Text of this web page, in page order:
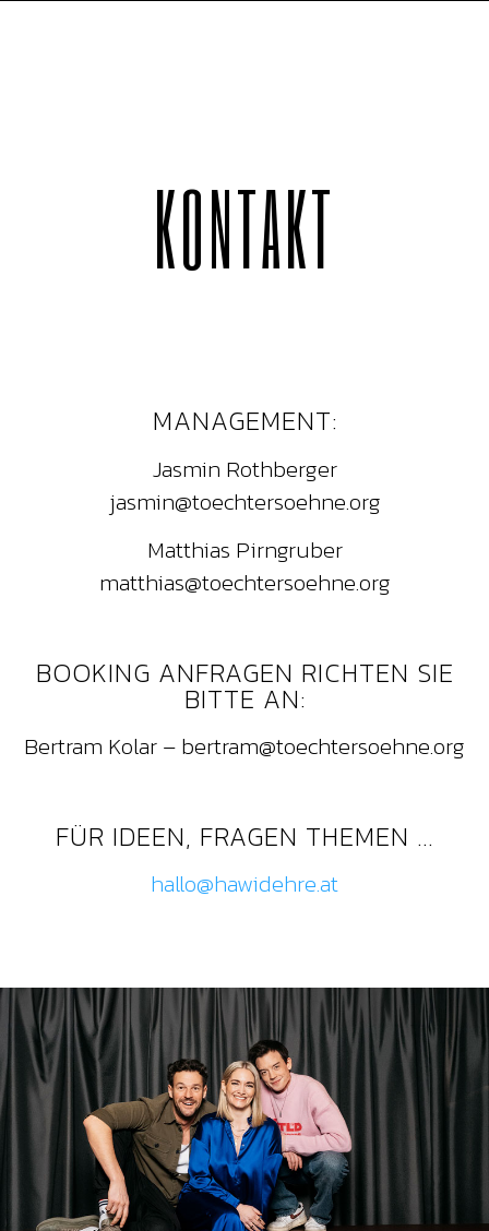
KONTAKT
MANAGEMENT:
Jasmin Rothberger
jasmin@toechtersoehne.org
Matthias Pirngruber
matthias@toechtersoehne.org
BOOKING ANFRAGEN RICHTEN SIE
BITTE AN:
Bertram Kolar – bertram@toechtersoehne.org
FÜR IDEEN, FRAGEN THEMEN …
hallo@hawidehre.at